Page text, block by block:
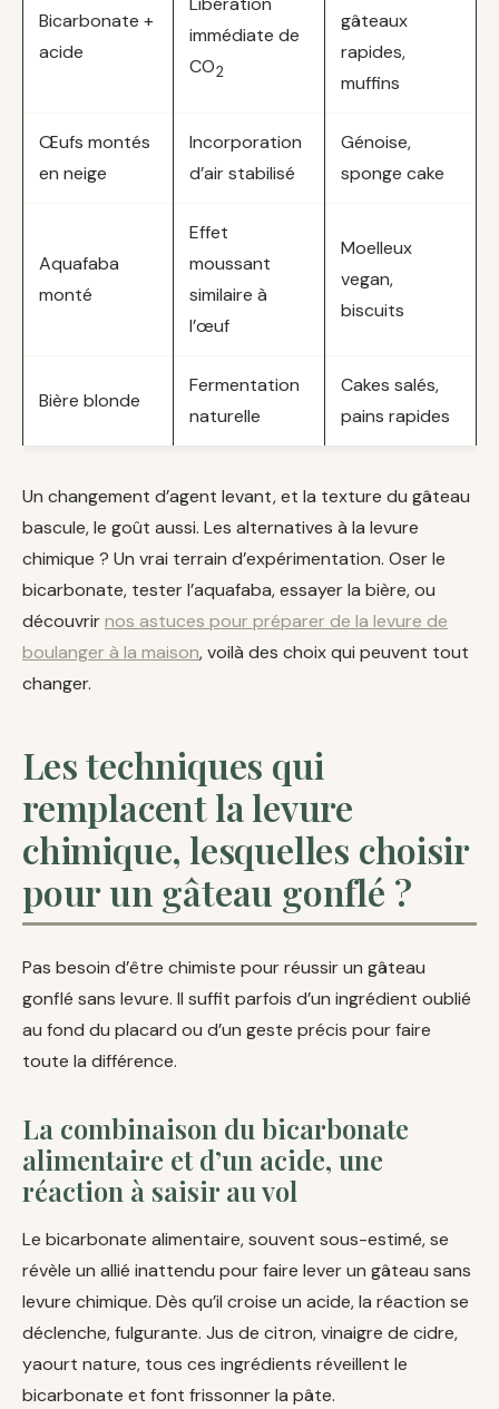
Bicarbonate +
acide
immédiate de
CO2
gâteaux
rapides,
muffins
Œufs montés
en neige
Incorporation
d’air stabilisé
Génoise,
sponge cake
Aquafaba
monté
Effet
moussant
similaire à
l’œuf
Moelleux
vegan,
biscuits
Bière blonde
Fermentation
naturelle
Cakes salés,
pains rapides
Un changement d’agent levant, et la texture du gâteau
bascule, le goût aussi. Les alternatives à la levure
chimique ? Un vrai terrain d’expérimentation. Oser le
bicarbonate, tester l’aquafaba, essayer la bière, ou
découvrirnos astuces pour préparer de la levure de
boulanger à la maison, voilà des choix qui peuvent tout
changer.
Les techniques qui
remplacent la levure
chimique, lesquelles choisir
pour un gâteau gonflé ?
Pas besoin d’être chimiste pour réussir un gâteau
gonflé sans levure. Il suffit parfois d’un ingrédient oublié
au fond du placard ou d’un geste précis pour faire
toute la différence.
La combinaison du bicarbonate
alimentaire et d’un acide, une
réaction à saisir au vol
Le bicarbonate alimentaire, souvent sous-estimé, se
révèle un allié inattendu pour faire lever un gâteau sans
levure chimique. Dès qu’il croise un acide, la réaction se
déclenche, fulgurante. Jus de citron, vinaigre de cidre,
yaourt nature, tous ces ingrédients réveillent le
bicarbonate et font frissonner la pâte.